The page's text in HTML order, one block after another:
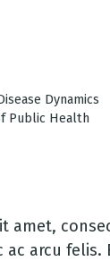
Dynamics
Public Health
amet,
ac arcu felis.